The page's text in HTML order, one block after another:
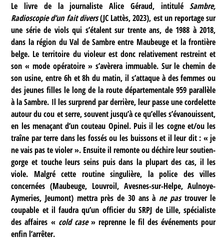
Le livre de la journaliste Alice Géraud, intituléSambre,
Radioscopie d’un fait divers(JC Lattès, 2023), est un reportage sur
une série de viols qui s’étalent sur trente ans, de 1988 à 2018,
dans la région du Val de Sambre entre Maubeuge et la frontière
belge. Le territoire du violeur est donc relativement restreint et
son « mode opératoire » s’avèrera immuable. Sur le chemin de
son usine, entre 6h et 8h du matin, il s’attaque à des femmes ou
des jeunes filles le long de la route départementale 959 parallèle
à la Sambre. Il les surprend par derrière, leur passe une cordelette
autour du cou et serre, souvent jusqu’à ce qu’elles s’évanouissent,
en les menaçant d’un couteau Opinel. Puis il les cogne et/ou les
traîne par terre dans les fossés ou les buissons et il leur dit : « je
ne vais pas te violer ». Ensuite il remonte ou déchire leur soutien-
gorge et touche leurs seins puis dans la plupart des cas, il les
viole. Malgré cette routine singulière, la police des villes
concernées (Maubeuge, Louvroil, Avesnes-sur-Helpe, Aulnoye-
Aymeries, Jeumont) mettra près de 30 ans à ne pastrouver le
coupable et il faudra qu’un officier du SRPJ de Lille, spécialiste
des affaires « cold case» reprenne le fil des événements pour
enfin l’arrêter.